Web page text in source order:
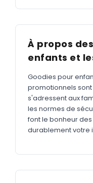
À propos
enfants et
Goodies pour
promotionnels
s'adressent aux
les normes de
font le bonheur
durablement votre